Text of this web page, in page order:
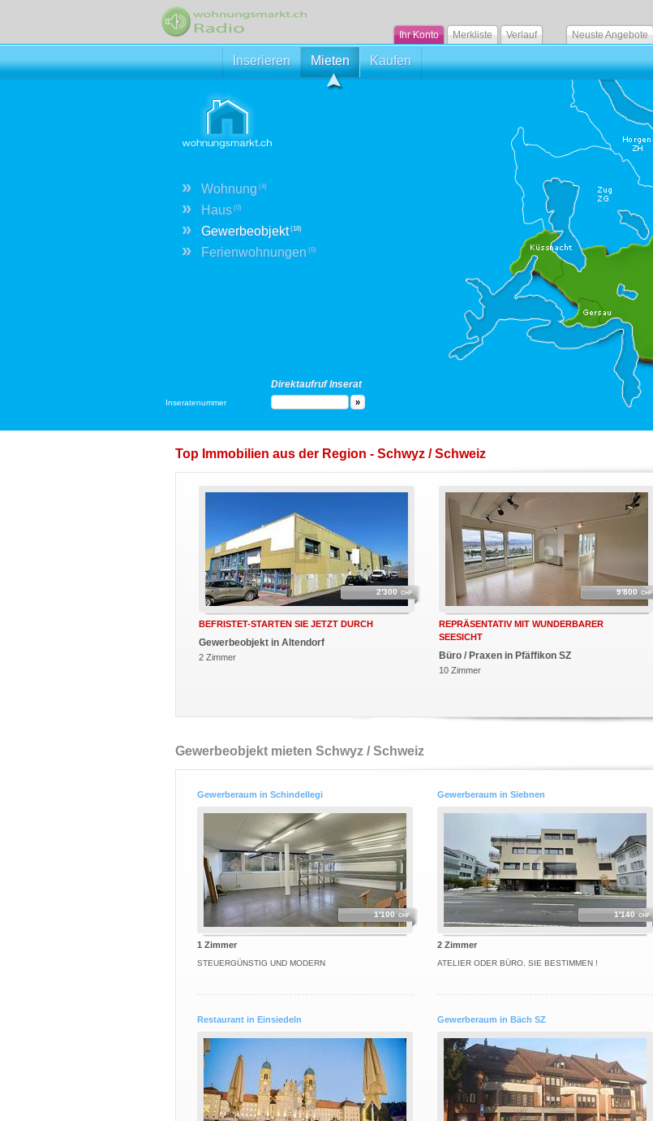
Ihr Konto Merkliste Verlauf Neuste Angebote
Inserieren Mieten Kaufen
» Wohnung (4)
» Haus (0)
» Gewerbeobjekt(18)
» Ferienwohnungen (0)
Direktaufruf Inserat
Inseratenummer
Top Immobilien aus der Region - Schwyz / Schweiz
2'300 CHF
BEFRISTET-STARTEN SIE JETZT DURCH
Gewerbeobjekt in Altendorf
2 Zimmer
9'800 CHF
REPRÄSENTATIV MIT WUNDERBARER
SEESICHT
Büro / Praxen in Pfäffikon SZ
10 Zimmer
Gewerbeobjekt mieten Schwyz / Schweiz
Gewerberaum in Schindellegi
1'100 CHF
1 Zimmer
STEUERGÜNSTIG UND MODERN
Gewerberaum in Siebnen
1'140 CHF
2 Zimmer
ATELIER ODER BÜRO, SIE BESTIMMEN !
Restaurant in Einsiedeln Gewerberaum in Bäch SZ